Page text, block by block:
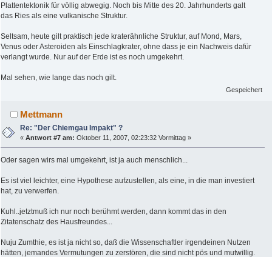
Plattentektonik für völlig abwegig. Noch bis Mitte des 20. Jahrhunderts galt
das Ries als eine vulkanische Struktur.
Seltsam, heute gilt praktisch jede kraterähnliche Struktur, auf Mond, Mars,
Venus oder Asteroiden als Einschlagkrater, ohne dass je ein Nachweis dafür
verlangt wurde. Nur auf der Erde ist es noch umgekehrt.
Mal sehen, wie lange das noch gilt.
Gespeichert
Mettmann
Re: "Der Chiemgau Impakt" ?
«Antwort #7 am: Oktober 11, 2007, 02:23:32 Vormittag »
Oder sagen wirs mal umgekehrt, ist ja auch menschlich...
Es ist viel leichter, eine Hypothese aufzustellen, als eine, in die man investiert
hat, zu verwerfen.
Kuhl..jetztmuß ich nur noch berühmt werden, dann kommt das in den
Zitatenschatz des Hausfreundes...
Nuju Zumthie, es ist ja nicht so, daß die Wissenschaftler irgendeinen Nutzen
hätten, jemandes Vermutungen zu zerstören, die sind nicht pös und mutwillig.